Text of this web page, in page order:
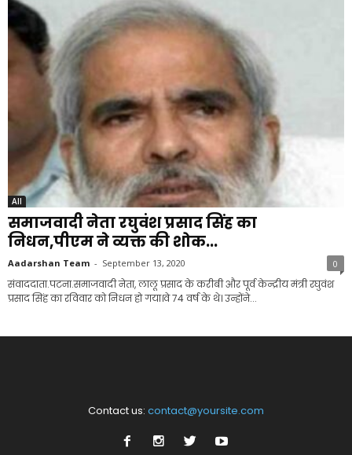
All
समाजवादी नेता रघुवंश प्रसाद सिंह का
निधन,पीएम ने व्यक्त की शोक...
Aadarshan Team - September 13, 2020 0
संवाददाता.पटना.समाजवादी नेता, लालू प्रसाद के करीबी और पूर्व केन्द्रीय मंत्री रघुवंश
प्रसाद सिंह का रविवार को निधन हो गया।वे 74 वर्ष के थे। उन्होंने...
Contact us: contact@yoursite.com